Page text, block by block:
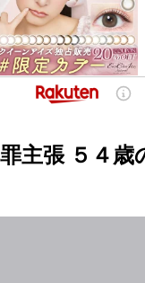
主張 ５４